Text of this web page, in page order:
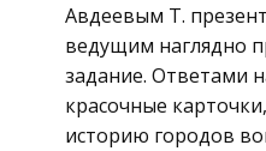
Авдеевым Т.
ведущим наглядно
задание. Ответами
красочные
историю городов